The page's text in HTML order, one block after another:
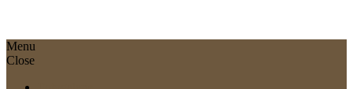
Menu
Close